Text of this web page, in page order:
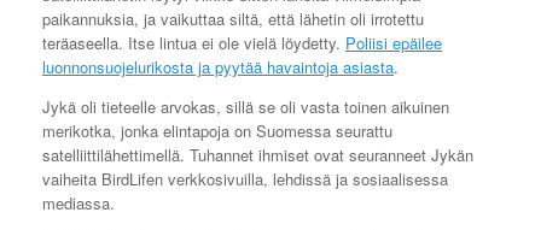
paikannuksia, ja vaikuttaa siltä, että lähetin oli irrotettu
teräaseella. Itse lintua ei ole vielä löydetty. Poliisi epäilee
luonnonsuojelurikosta ja pyytää havaintoja asiasta.
Jykä oli tieteelle arvokas, sillä se oli vasta toinen aikuinen
merikotka, jonka elintapoja on Suomessa seurattu
satelliittilähettimellä. Tuhannet ihmiset ovat seuranneet Jykän
vaiheita BirdLifen verkkosivuilla, lehdissä ja sosiaalisessa
mediassa.